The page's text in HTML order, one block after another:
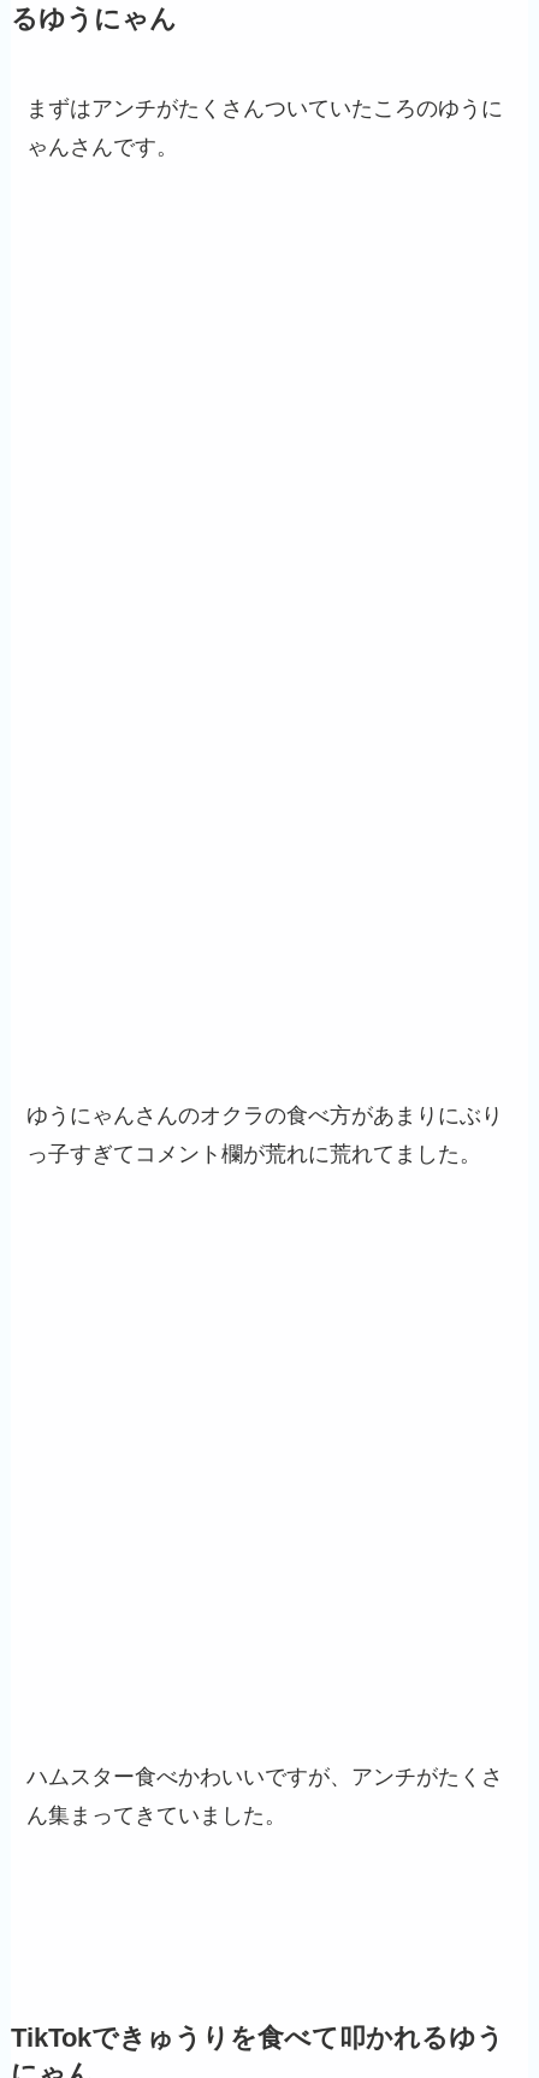
るゆうにゃん
まずはアンチがたくさんついていたころのゆうに
ゃんさんです。
ゆうにゃんさんのオクラの食べ方があまりにぶり
っ子すぎてコメント欄が荒れに荒れてました。
ハムスター食べかわいいですが、アンチがたくさ
ん集まってきていました。
TikTokできゅうりを食べて叩かれるゆう